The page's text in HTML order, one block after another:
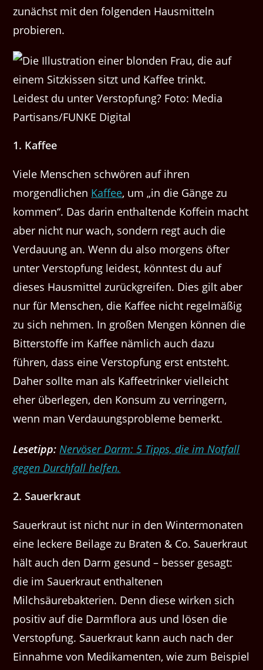
zunächst mit den folgenden Hausmitteln
probieren.
Leidest du unter Verstopfung? Foto: Media
Partisans/FUNKE Digital
1. Kaffee
Viele Menschen schwören auf ihren
morgendlichen Kaffee, um „in die Gänge zu
kommen“. Das darin enthaltende Koffein macht
aber nicht nur wach, sondern regt auch die
Verdauung an. Wenn du also morgens öfter
unter Verstopfung leidest, könntest du auf
dieses Hausmittel zurückgreifen. Dies gilt aber
nur für Menschen, die Kaffee nicht regelmäßig
zu sich nehmen. In großen Mengen können die
Bitterstoffe im Kaffee nämlich auch dazu
führen, dass eine Verstopfung erst entsteht.
Daher sollte man als Kaffeetrinker vielleicht
eher überlegen, den Konsum zu verringern,
wenn man Verdauungsprobleme bemerkt.
Lesetipp: Nervöser Darm: 5 Tipps, die im Notfall
gegen Durchfall helfen.
2. Sauerkraut
Sauerkraut ist nicht nur in den Wintermonaten
eine leckere Beilage zu Braten & Co. Sauerkraut
hält auch den Darm gesund – besser gesagt:
die im Sauerkraut enthaltenen
Milchsäurebakterien. Denn diese wirken sich
positiv auf die Darmflora aus und lösen die
Verstopfung. Sauerkraut kann auch nach der
Einnahme von Medikamenten, wie zum Beispiel